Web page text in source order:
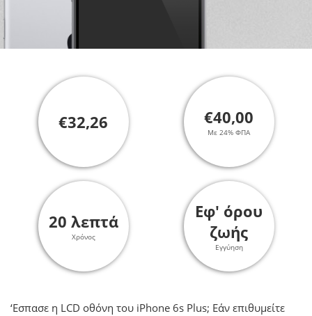
€32,26 €40,00
Με 24% ΦΠΑ
20 λεπτά
Χρόνος
Εφ' όρου
ζωής
Εγγύηση
‘Εσπασε η LCD οθόνη του iPhone 6s Plus; Εάν επιθυμείτε